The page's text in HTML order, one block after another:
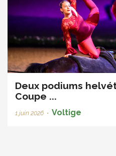
Deux podiums
Coupe ...
1 juin 2026 • Voltige